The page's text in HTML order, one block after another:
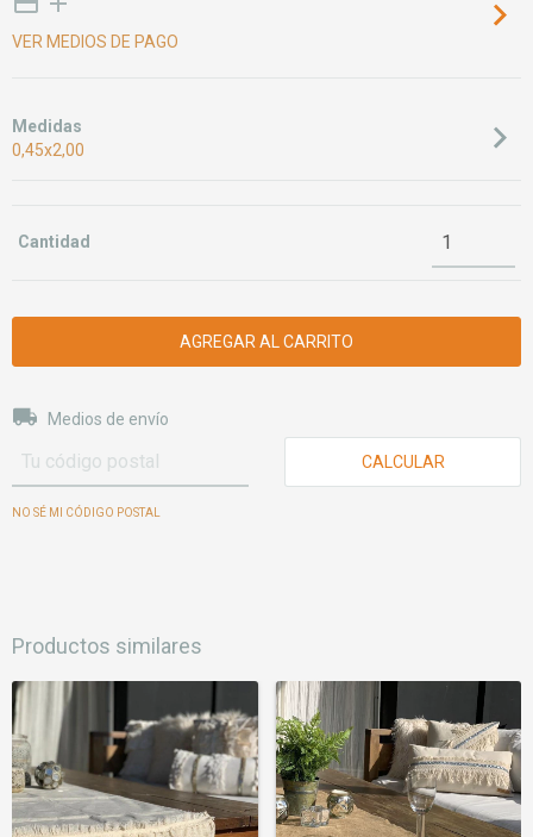
VER MEDIOS DE PAGO
Medidas
0,45x2,00
Cantidad
Entregas para el CP:
Medios de envío
CALCULAR
NO SÉ MI CÓDIGO POSTAL
Productos similares